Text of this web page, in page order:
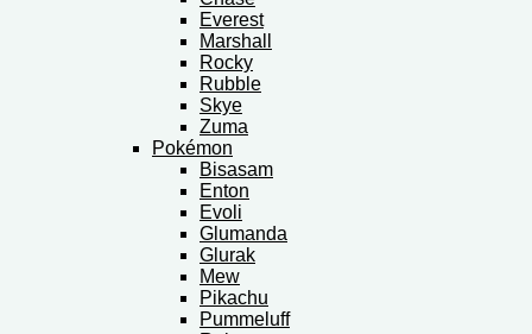
Everest
Marshall
Rocky
Rubble
Skye
Zuma
Pokémon
Bisasam
Enton
Evoli
Glumanda
Glurak
Mew
Pikachu
Pummeluff